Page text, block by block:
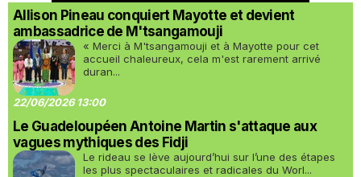
Allison Pineau conquiert Mayotte et devient
ambassadrice de M'tsangamouji
« Merci à M'tsangamouji et à Mayotte pour cet
accueil chaleureux, cela m'est rarement arrivé
duran...
22/06/2026 13:00
Le Guadeloupéen Antoine Martin s'attaque aux
vagues mythiques des Fidji
Le rideau se lève aujourd’hui sur l’une des étapes
les plus spectaculaires et radicales du Worl...